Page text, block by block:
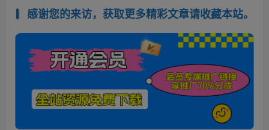
感谢您的来访，获取更多精彩文章请收藏本站。